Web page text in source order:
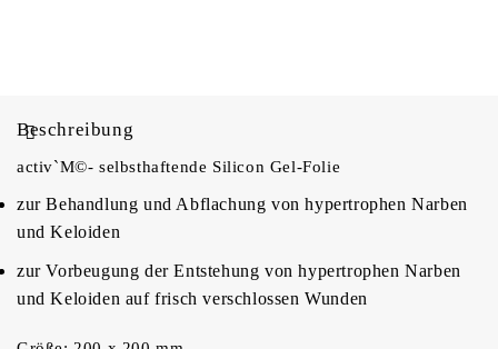
Beschreibung
activ`M©- selbsthaftende Silicon Gel-Folie
zur Behandlung und Abflachung von hypertrophen Narben
und Keloiden
zur Vorbeugung der Entstehung von hypertrophen Narben
und Keloiden auf frisch verschlossen Wunden